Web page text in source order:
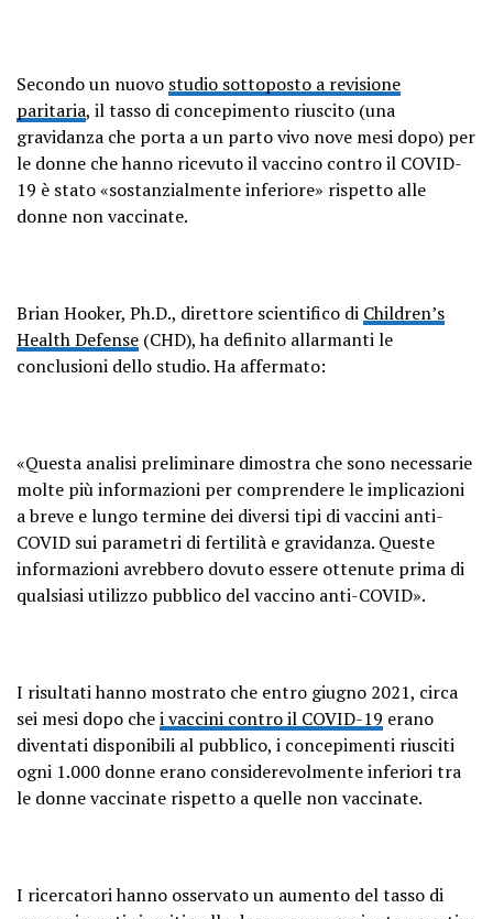
Secondo un nuovo studio sottoposto a revisione
paritaria, il tasso di concepimento riuscito (una
gravidanza che porta a un parto vivo nove mesi dopo) per
le donne che hanno ricevuto il vaccino contro il COVID-
19 è stato «sostanzialmente inferiore» rispetto alle
donne non vaccinate.
Brian Hooker, Ph.D., direttore scientifico di Children’s
Health Defense (CHD), ha definito allarmanti le
conclusioni dello studio. Ha affermato:
«Questa analisi preliminare dimostra che sono necessarie
molte più informazioni per comprendere le implicazioni
a breve e lungo termine dei diversi tipi di vaccini anti-
COVID sui parametri di fertilità e gravidanza. Queste
informazioni avrebbero dovuto essere ottenute prima di
qualsiasi utilizzo pubblico del vaccino anti-COVID».
I risultati hanno mostrato che entro giugno 2021, circa
sei mesi dopo chei vaccini contro il COVID-19 erano
diventati disponibili al pubblico, i concepimenti riusciti
ogni 1.000 donne erano considerevolmente inferiori tra
le donne vaccinate rispetto a quelle non vaccinate.
I ricercatori hanno osservato un aumento del tasso di